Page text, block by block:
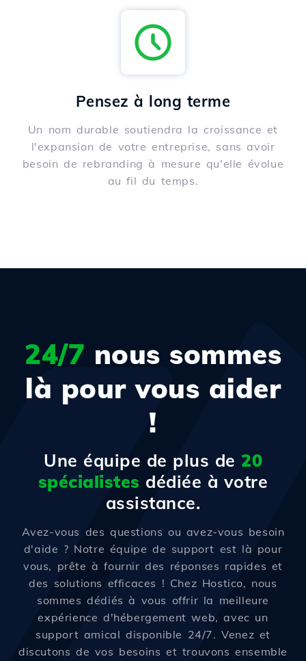
Pensez à long terme
Un nom durable soutiendra la croissance et
l'expansion de votre entreprise, sans avoir
besoin de rebranding à mesure qu'elle évolue
au fil du temps.
24/7 nous sommes
là pour vous aider
!
Une équipe de plus de 20
spécialistes dédiée à votre
assistance.
Avez-vous des questions ou avez-vous besoin
d'aide ? Notre équipe de support est là pour
vous, prête à fournir des réponses rapides et
des solutions efficaces ! Chez Hostico, nous
sommes dédiés à vous offrir la meilleure
expérience d'hébergement web, avec un
support amical disponible 24/7. Venez et
discutons de vos besoins et trouvons ensemble